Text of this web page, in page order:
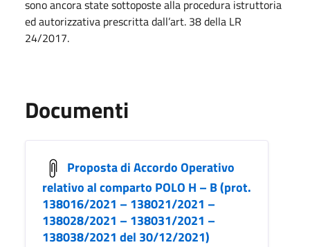
sono ancora state sottoposte alla procedura istruttoria
ed autorizzativa prescritta dall’art. 38 della LR
24/2017.
Documenti
Proposta di Accordo Operativo
relativo al comparto POLO H – B (prot.
138016/2021 – 138021/2021 –
138028/2021 – 138031/2021 –
138038/2021 del 30/12/2021)